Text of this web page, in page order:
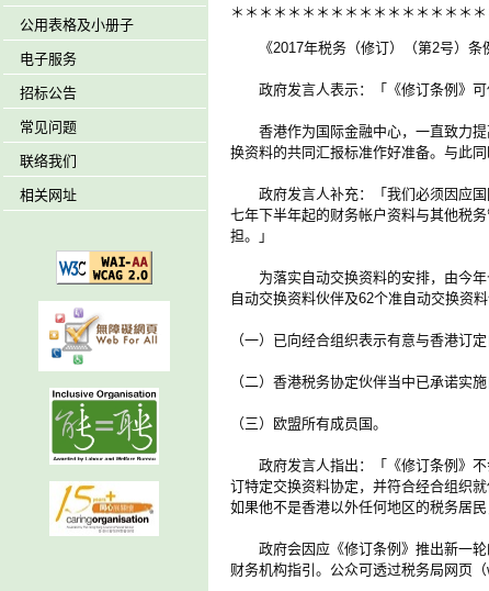
公用表格及小册子
电子服务
招标公告
常见问题
联络我们
相关网址
＊＊＊＊＊＊＊＊＊＊＊＊＊＊＊＊＊＊
《2017年税务（修订）（第2号）条
政府发言人表示：「《修订条例》可
香港作为国际金融中心，一直致力提
换资料的共同汇报标准作好准备。与此
政府发言人补充：「我们必须因应国
七年下半年起的财务帐户资料与其他税
担。」
为落实自动交换资料的安排，由今年
自动交换资料伙伴及62个准自动交换资
（一）已向经合组织表示有意与香港订
（二）香港税务协定伙伴当中已承诺实
（三）欧盟所有成员国。
政府发言人指出：「《修订条例》不
订特定交换资料协定，并符合经合组织
如果他不是香港以外任何地区的税务居
政府会因应《修订条例》推出新一轮
财务机构指引。公众可透过税务局网页